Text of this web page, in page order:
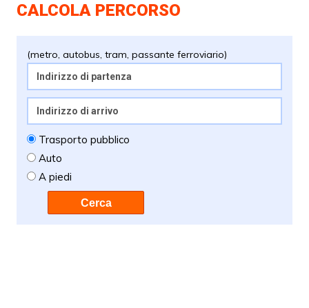
CALCOLA PERCORSO
(metro, autobus, tram, passante ferroviario)
Trasporto pubblico
Auto
A piedi
Cerca